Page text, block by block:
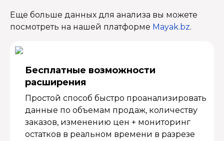
Еще больше данных для анализа вы можете
посмотреть на нашей платформе Mayak.bz.
Бесплатные возмож­ности
расширения
Простой способ быстро проанализировать
данные по объемам продаж, количеству
заказов, изменению цен + мониторинг
остатков в реальном времени в разрезе